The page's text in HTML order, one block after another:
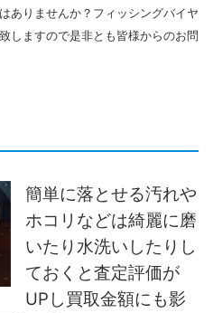
ありませんか？フィッシングバイヤ
しますので是非とも皆様からのお問
ております！
簡単に落とせる汚れや
ホコリなどは綺麗に磨
いたり水洗いしたりし
ておくと査定評価が
UPし買取金額にも影